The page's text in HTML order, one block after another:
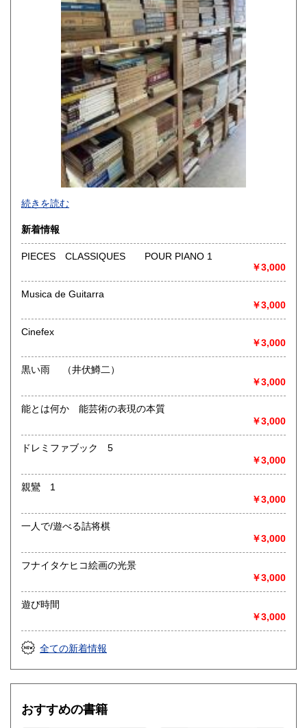
800円 鹿児島県
1,500円
-
沿線名：-
最寄駅：-
営業時間：-
定休日：-
書籍の買取について
取り扱い分野
総記、哲学宗教、歴史、社会科学、自然科学、美術工芸、国
語国文、外国文学、古典籍、近代文献、趣味、外国書、サブ
続きを読む
新着情報
PIECES CLASSIQUES POUR PIANO 1
￥3,000
Musica de Guitarra
￥3,000
Cinefex
￥3,000
黒い雨 （井伏鱒二）
￥3,000
能とは何か 能芸術の表現の本質
￥3,000
ドレミファブック 5
￥3,000
親鸞 1
￥3,000
一人で/遊べる詰将棋
￥3,000
フナイタケヒコ絵画の光景
￥3,000
遊び時間
￥3,000
全ての新着情報
おすすめの書籍